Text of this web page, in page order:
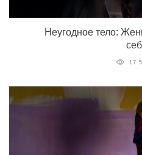
Неугодное тело:
17